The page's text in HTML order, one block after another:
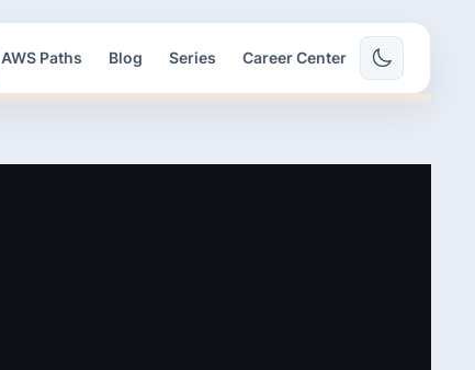
AWS Paths Blog Series Career Center